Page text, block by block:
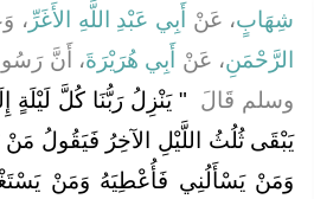
شِهَابٍ، عَنْ أَبِي عَبْدِ اللَّهِ الأَغَرِّ ،
الرَّحْمَنِ، عَنْ أَبِي هُرَيْرَةَ، أَنَّ
وسلم قَالَ ‏
"‏ يَنْزِلُ رَبُّنَا كُلَّ لَيْلَةٍ
يَبْقَى ثُلُثُ اللَّيْلِ الآخِرُ فَيَقُولُ
وَمَنْ يَسْأَلُنِي فَأُعْطِيَهُ وَمَنْ